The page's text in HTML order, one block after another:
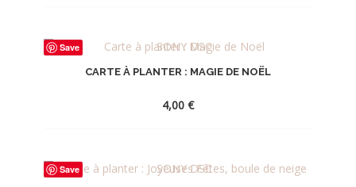
LA
Save
CARTE À PLANTER : MAGIE DE NOËL
4,00 €
Save